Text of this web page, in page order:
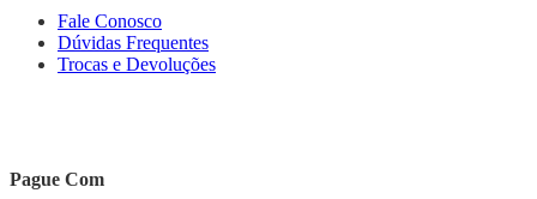
Fale Conosco
Dúvidas Frequentes
Trocas e Devoluções
Pague Com